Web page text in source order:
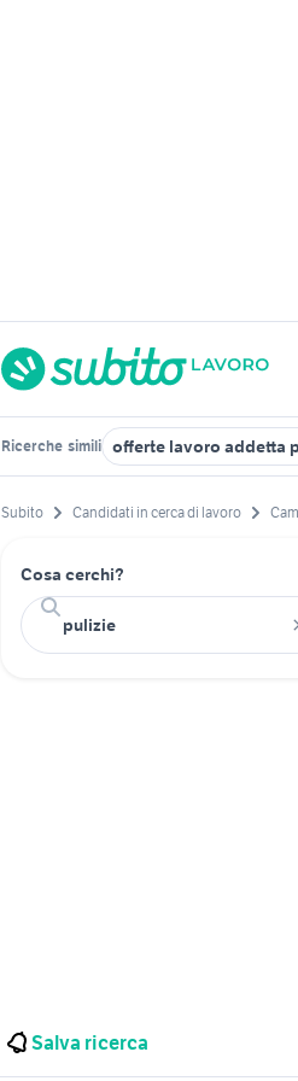
Ricerche simili offerte lavoro addetta
Subito Candidati in cerca di lavoro
Cosa cerchi?
Salva ricerca